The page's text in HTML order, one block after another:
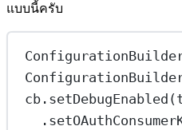
แบบนี้ครับ